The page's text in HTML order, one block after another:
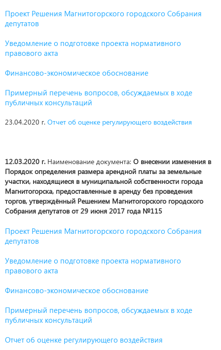
Проект Решения Магнитогорского городского Собрания
депутатов
Уведомление о подготовке проекта нормативного
правового акта
Финансово-экономическое обоснование
Примерный перечень вопросов, обсуждаемых в ходе
публичных консультаций
23.04.2020 г. Отчет об оценке регулирующего воздействия
12.03.2020 г. Наименование документа: О внесении изменения в
Порядок определения размера арендной платы за земельные
участки, находящиеся в муниципальной собственности города
Магнитогорска, предоставленные в аренду без проведения
торгов, утверждённый Решением Магнитогорского городского
Собрания депутатов от 29 июня 2017 года №115
Проект Решения Магнитогорского городского Собрания
депутатов
Уведомление о подготовке проекта нормативного
правового акта
Финансово-экономическое обоснование
Примерный перечень вопросов, обсуждаемых в ходе
публичных консультаций
Отчет об оценке регулирующего воздействия